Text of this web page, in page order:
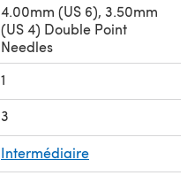
4.00mm (US 6), 3.50mm
(US 4) Double Point
Needles
1
3
Intermédiaire